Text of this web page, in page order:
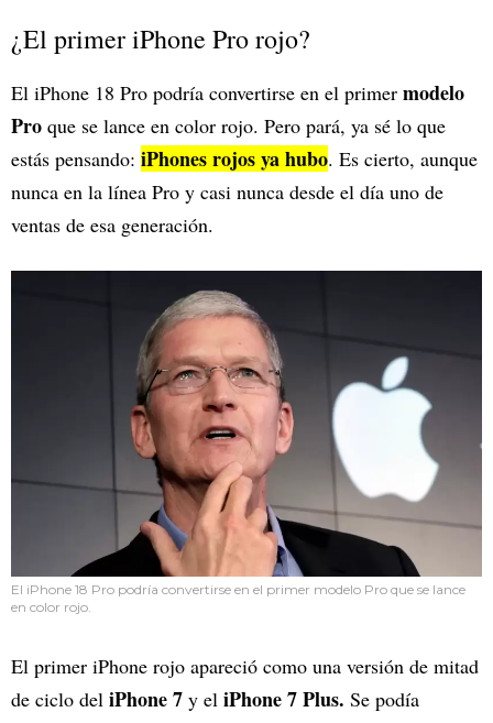
¿El primer iPhone Pro rojo?
El iPhone 18 Pro podría convertirse en el primer modelo
Pro que se lance en color rojo. Pero pará, ya sé lo que
estás pensando: iPhones rojos ya hubo. Es cierto, aunque
nunca en la línea Pro y casi nunca desde el día uno de
ventas de esa generación.
El iPhone 18 Pro podría convertirse en el primer modelo Pro que se lance
en color rojo.
El primer iPhone rojo apareció como una versión de mitad
de ciclo del iPhone 7 y el iPhone 7 Plus. Se podía